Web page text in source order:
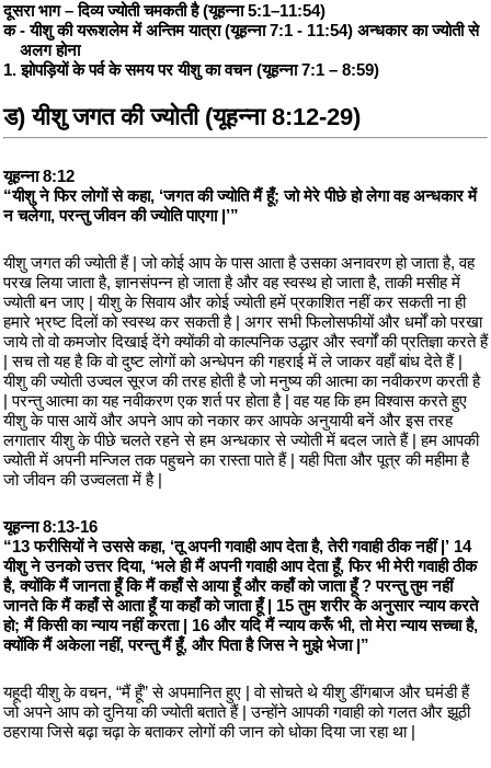
दूसरा भाग – दिव्य ज्योती चमकती है (यूहन्ना 5:1–11:54)
क - यीशु की यरूशलेम में अन्तिम यात्रा (यूहन्ना 7:1 - 11:54) अन्धकार का ज्योती से
अलग होना
1. झोपड़ियों के पर्व के समय पर यीशु का वचन (यूहन्ना 7:1 – 8:59)
ड) यीशु जगत की ज्योती (यूहन्ना 8:12-29)
यूहन्ना 8:12
“यीशु ने फिर लोगों से कहा, ‘जगत की ज्योति मैं हूँ; जो मेरे पीछे हो लेगा वह अन्धकार में
न चलेगा, परन्तु जीवन की ज्योति पाएगा |’”
यीशु जगत की ज्योती हैं | जो कोई आप के पास आता है उसका अनावरण हो जाता है, वह
परख लिया जाता है, ज्ञानसंपन्न हो जाता है और वह स्वस्थ हो जाता है, ताकी मसीह में
ज्योती बन जाए | यीशु के सिवाय और कोई ज्योती हमें प्रकाशित नहीं कर सकती ना ही
हमारे भ्रष्ट दिलों को स्वस्थ कर सकती है | अगर सभी फिलोसफीयों और धर्मों को परखा
जाये तो वो कमजोर दिखाई देंगे क्योंकी वो काल्पनिक उद्धार और स्वर्गों की प्रतिज्ञा करते हैं
| सच तो यह है कि वो दुष्ट लोगों को अन्धेपन की गहराई में ले जाकर वहाँ बांध देते हैं |
यीशु की ज्योती उज्वल सूरज की तरह होती है जो मनुष्य की आत्मा का नवीकरण करती है
| परन्तु आत्मा का यह नवीकरण एक शर्त पर होता है | वह यह कि हम विश्वास करते हुए
यीशु के पास आयें और अपने आप को नकार कर आपके अनुयायी बनें और इस तरह
लगातार यीशु के पीछे चलते रहने से हम अन्धकार से ज्योती में बदल जाते हैं | हम आपकी
ज्योती में अपनी मन्जिल तक पहुचने का रास्ता पाते हैं | यही पिता और पूत्र की महीमा है
जो जीवन की उज्वलता में है |
यूहन्ना 8:13-16
“13 फरीसियों ने उससे कहा, ‘तू अपनी गवाही आप देता है, तेरी गवाही ठीक नहीं |’ 14
यीशु ने उनको उत्तर दिया, ‘भले ही मैं अपनी गवाही आप देता हूँ, फिर भी मेरी गवाही ठीक
है, क्योंकि मैं जानता हूँ कि मैं कहाँ से आया हूँ और कहाँ को जाता हूँ ? परन्तु तुम नहीं
जानते कि मैं कहाँ से आता हूँ या कहाँ को जाता हूँ | 15 तुम शरीर के अनुसार न्याय करते
हो; मैं किसी का न्याय नहीं करता | 16 और यदि मैं न्याय करूँ भी, तो मेरा न्याय सच्चा है,
क्योंकि मैं अकेला नहीं, परन्तु मैं हूँ, और पिता है जिस ने मुझे भेजा |”
यहूदी यीशु के वचन, “मैं हूँ” से अपमानित हुए | वो सोचते थे यीशु डींगबाज और घमंडी हैं
जो अपने आप को दुनिया की ज्योती बताते हैं | उन्होंने आपकी गवाही को गलत और झूठी
ठहराया जिसे बढ़ा चढ़ा के बताकर लोगों की जान को धोका दिया जा रहा था |